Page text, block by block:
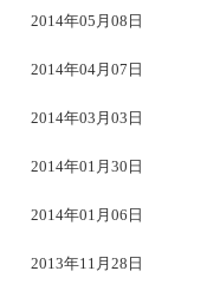
2014年05月08日
2014年04月07日
2014年03月03日
2014年01月30日
2014年01月06日
2013年11月28日